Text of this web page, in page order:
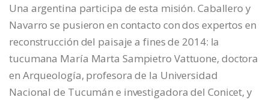
Una argentina participa de esta misión. Caballero y
Navarro se pusieron en contacto con dos expertos en
reconstrucción del paisaje a fines de 2014: la
tucumana María Marta Sampietro Vattuone, doctora
en Arqueología, profesora de la Universidad
Nacional de Tucumán e investigadora del Conicet, y